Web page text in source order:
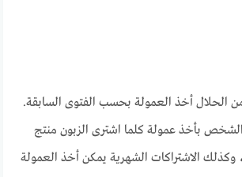
الحلال أخذ العمولة بحسب الفتوى السابقة.
بأخذ عمولة كلما اشترى الزبون منتج
الاشتراكات الشهرية يمكن أخذ العمولة